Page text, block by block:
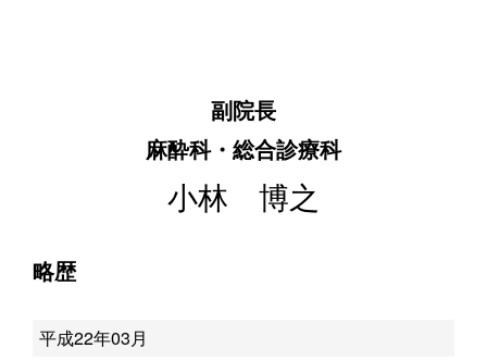
副院長
麻酔科・総合診療科
小林 博之
略歴
平成22年03月